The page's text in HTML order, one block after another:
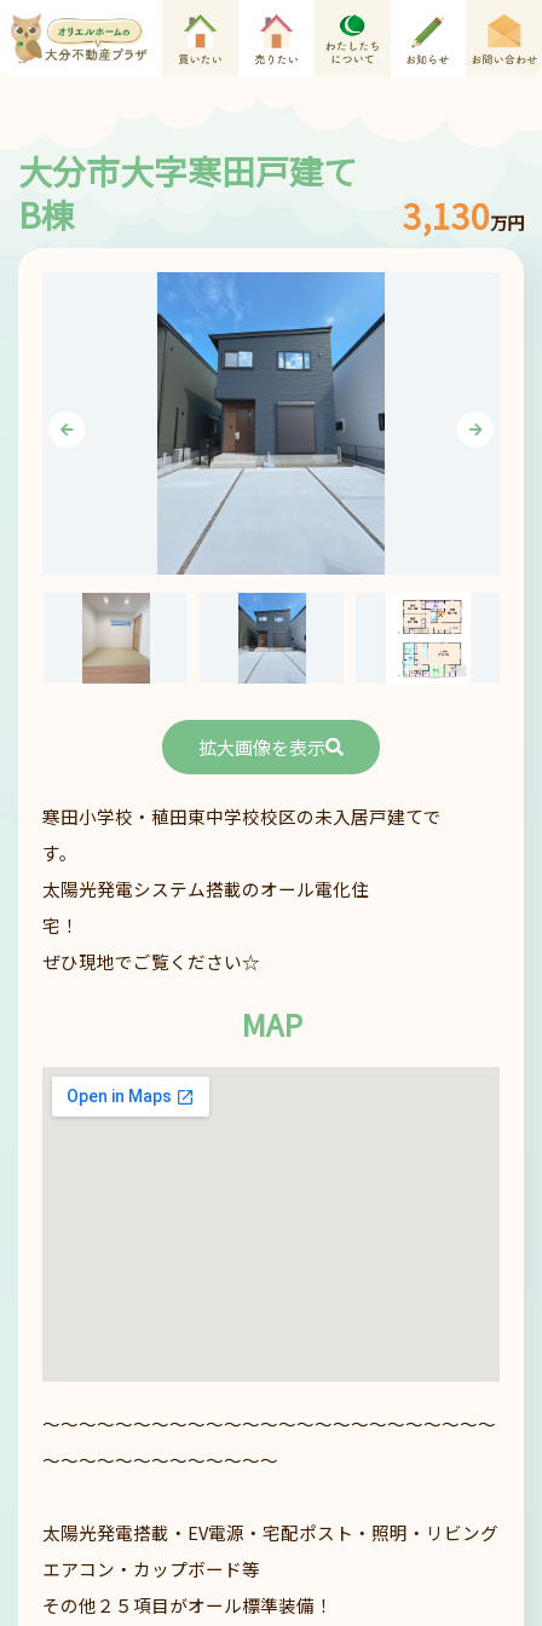
大分市大字寒田戸建て
B棟
3,130万円
拡大画像を表示
寒田小学校・稙田東中学校校区の未入居戸建てで
す
太陽光発電システム搭載のオール電化住
宅
ぜひ現地でご覧ください☆
MAP
～～～～～～～～～～～～～～～～～～～～～～～～～
～～～～～～～～～～～～～
太陽光発電搭載・EV電源・宅配ポスト・照明・リビング
エアコン・カップボード等
その他２５項目がオール標準装備！